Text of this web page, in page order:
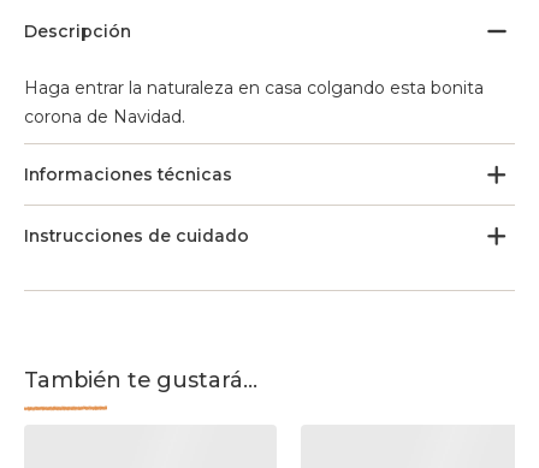
Descripción
Haga entrar la naturaleza en casa colgando esta bonita
corona de Navidad.
Informaciones técnicas
Instrucciones de cuidado
También te gustará...